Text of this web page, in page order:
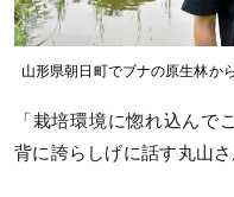
山形県朝日町でブナの原生林か
「栽培環境に惚れ込んで
背に誇らしげに話す丸山